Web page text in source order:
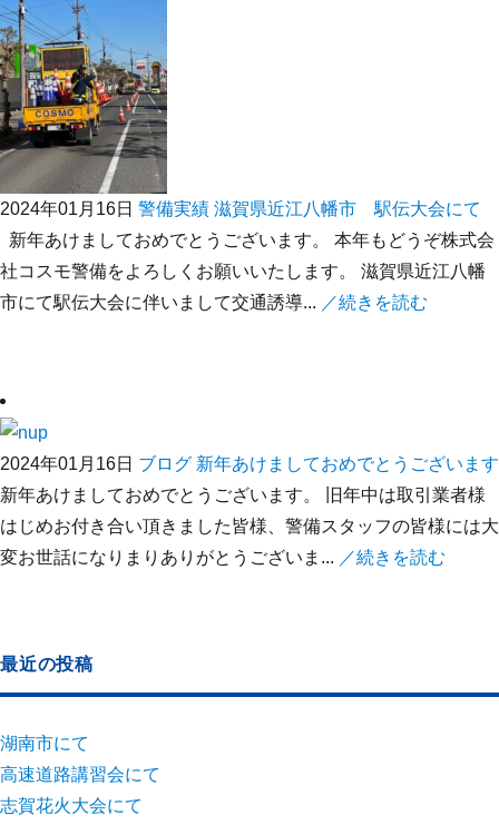
2024年01月16日 警備実績 滋賀県近江八幡市 駅伝大会にて
新年あけましておめでとうございます。 本年もどうぞ株式会
社コスモ警備をよろしくお願いいたします。 滋賀県近江八幡
市にて駅伝大会に伴いまして交通誘導... ／続きを読む
2024年01月16日 ブログ 新年あけましておめでとうございます
新年あけましておめでとうございます。 旧年中は取引業者様
はじめお付き合い頂きました皆様、警備スタッフの皆様には大
変お世話になりまりありがとうございま... ／続きを読む
最近の投稿
湖南市にて
高速道路講習会にて
志賀花火大会にて